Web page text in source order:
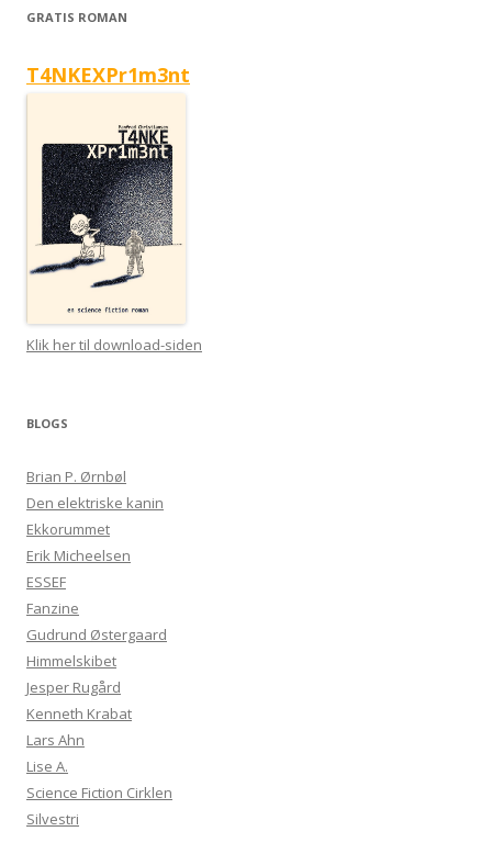
GRATIS ROMAN
T4NKEXPr1m3nt
Klik her til download-siden
BLOGS
Brian P. Ørnbøl
Den elektriske kanin
Ekkorummet
Erik Micheelsen
ESSEF
Fanzine
Gudrund Østergaard
Himmelskibet
Jesper Rugård
Kenneth Krabat
Lars Ahn
Lise A.
Science Fiction Cirklen
Silvestri